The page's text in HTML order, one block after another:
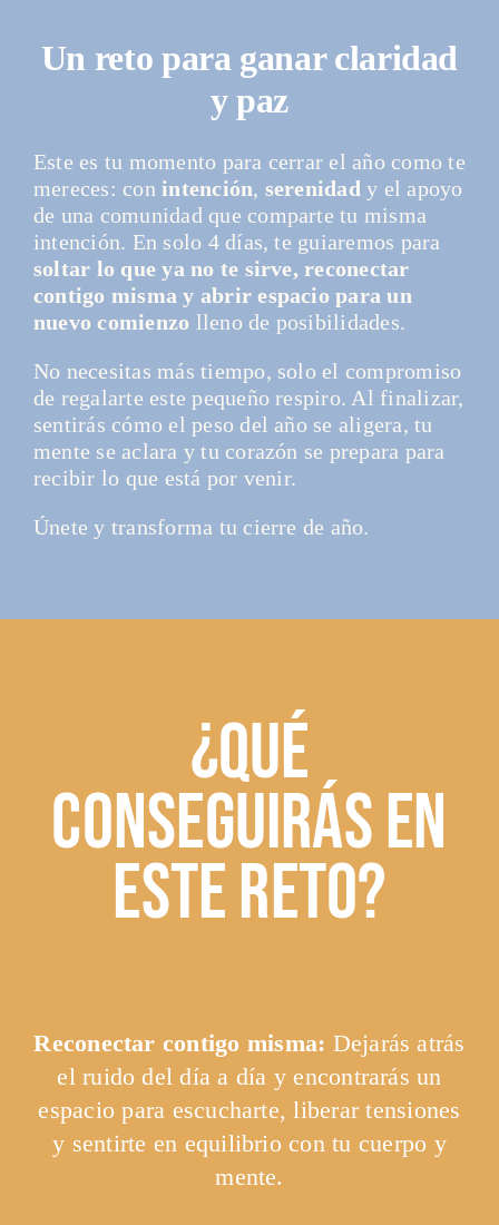
Un reto para ganar claridad
y paz
Este es tu momento para cerrar el año como te
mereces: conintención, serenidady el apoyo
de una comunidad que comparte tu misma
intención. En solo 4 días, te guiaremos para
soltar lo que ya no te sirve, reconectar
contigo misma y abrir espacio para un
nuevo comienzo lleno de posibilidades.
No necesitas más tiempo, solo el compromiso
de regalarte este pequeño respiro. Al finalizar,
sentirás cómo el peso del año se aligera, tu
mente se aclara y tu corazón se prepara para
recibir lo que está por venir.
Únete y transforma tu cierre de año.
¿Qué
conseguirás en
este reto?
Reconectar contigo misma: Dejarás atrás
el ruido del día a día y encontrarás un
espacio para escucharte, liberar tensiones
y sentirte en equilibrio con tu cuerpo y
mente.